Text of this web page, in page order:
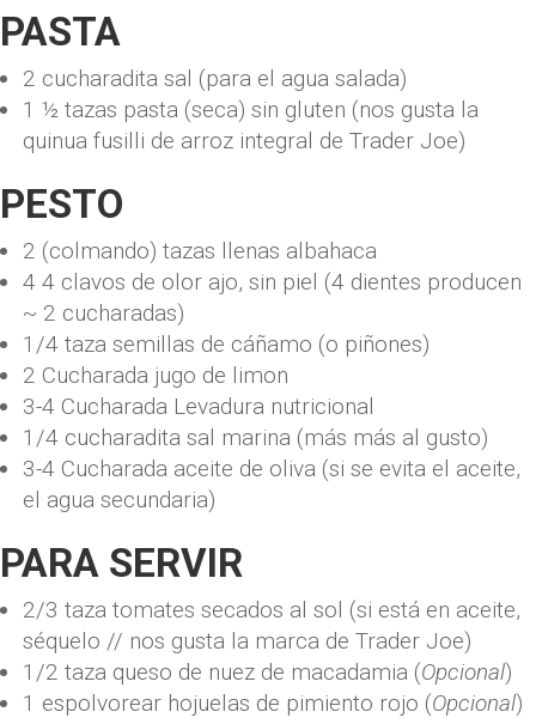
PASTA
2 cucharadita sal (para el agua salada)
1 ½ tazas pasta (seca) sin gluten (nos gusta la
quinua fusilli de arroz integral de Trader Joe)
PESTO
2 (colmando) tazas llenas albahaca
4 4 clavos de olor ajo, sin piel (4 dientes producen
~ 2 cucharadas)
1/4 taza semillas de cáñamo (o piñones)
2 Cucharada jugo de limon
3-4 Cucharada Levadura nutricional
1/4 cucharadita sal marina (más más al gusto)
3-4 Cucharada aceite de oliva (si se evita el aceite,
el agua secundaria)
PARA SERVIR
2/3 taza tomates secados al sol (si está en aceite,
séquelo // nos gusta la marca de Trader Joe)
1/2 taza queso de nuez de macadamia (Opcional)
1 espolvorear hojuelas de pimiento rojo (Opcional)